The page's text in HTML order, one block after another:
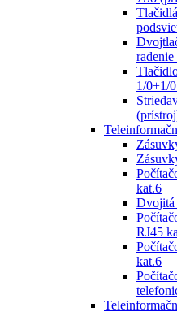
1/0+1/
kat.6
Dvojitá
RJ45
kat.6